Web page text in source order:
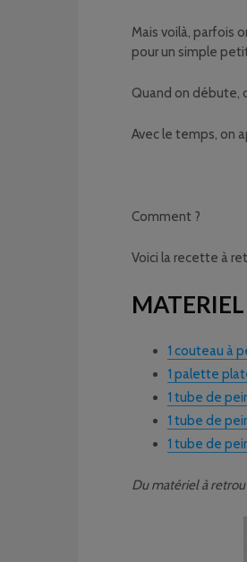
Mais voilà, parfois
pour un simple
Quand on débute,
Avec le temps, on
Comment ?
Voici la recette à
1 couteau à
1 palette
1 tube de
1 tube de
1 tube de
Du matériel à